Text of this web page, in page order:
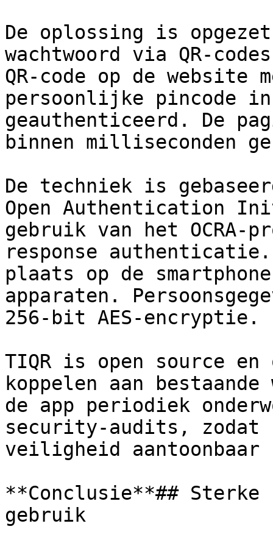
De oplossing is
wachtwoord via QR-
QR-code op de website
persoonlijke pincode
geauthenticeerd. De
binnen milliseconden
De techniek is
Open Authentication
gebruik van het OCRA-
response
plaats op de
apparaten.
256-bit AES-encryptie.
TIQR is open source en
koppelen aan
de app periodiek
security-audits, zodat
veiligheid
**Conclusie**##
gebruik